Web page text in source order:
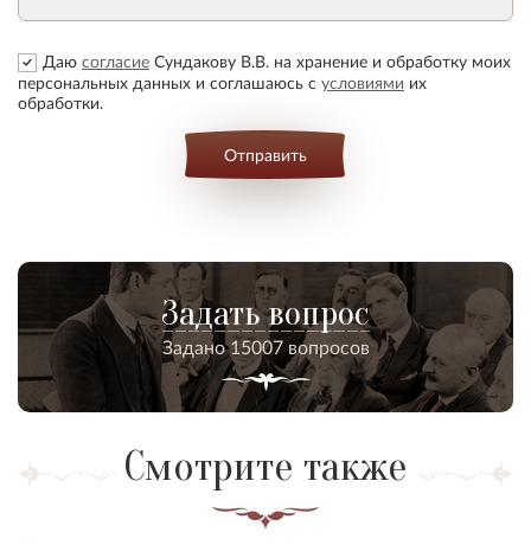
Даю согласие Сундакову В.В. на хранение и обработку моих
персональных данных и соглашаюсь с условиями их
обработки.
Отправить
Задать вопрос
Задано 15007 вопросов
Смотрите также